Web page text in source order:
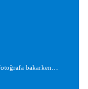
bakarken…